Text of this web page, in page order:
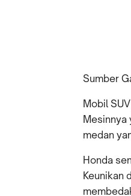
Sumber
Mobil
Mesinnya
medan
Honda
Keunikan